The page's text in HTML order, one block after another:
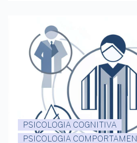
PSICOLOGIA COGNITIVA
PSICOLOGIA